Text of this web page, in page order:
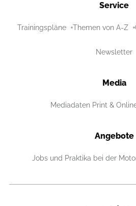
Service
Trainingspläne Themen von A-Z
Newsletter
Media
Mediadaten Print &
Angebote
Jobs und Praktika bei der